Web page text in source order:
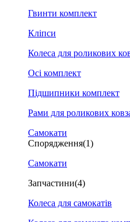
Гвинти комплект
Кліпси
Колеса для роликових
Осі комплект
Підшипники комплект
Рами для роликових
Самокати
Спорядження(1)
Самокати
Запчастини(4)
Колеса для самокатів